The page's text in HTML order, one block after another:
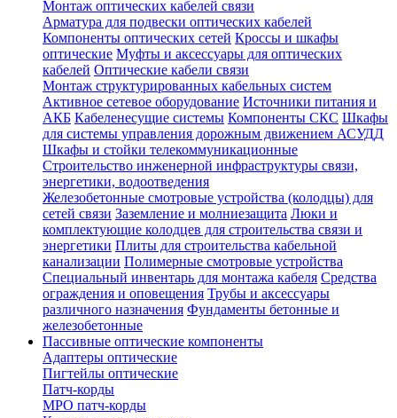
Монтаж оптических кабелей связи
Арматура для подвески оптических кабелей
Компоненты оптических сетей Кроссы и шкафы
оптические Муфты и аксессуары для оптических
кабелей Оптические кабели связи
Монтаж структурированных кабельных систем
Активное сетевое оборудование Источники питания и
АКБ Кабеленесущие системы Компоненты СКС Шкафы
для системы управления дорожным движением АСУДД
Шкафы и стойки телекоммуникационные
Строительство инженерной инфраструктуры связи,
энергетики, водоотведения
Железобетонные смотровые устройства (колодцы) для
сетей связи Заземление и молниезащита Люки и
комплектующие колодцев для строительства связи и
энергетики Плиты для строительства кабельной
канализации Полимерные смотровые устройства
Специальный инвентарь для монтажа кабеля Средства
ограждения и оповещения Трубы и аксессуары
различного назначения Фундаменты бетонные и
железобетонные
Пассивные оптические компоненты
Адаптеры оптические
Пигтейлы оптические
Патч-корды
MPO патч-корды